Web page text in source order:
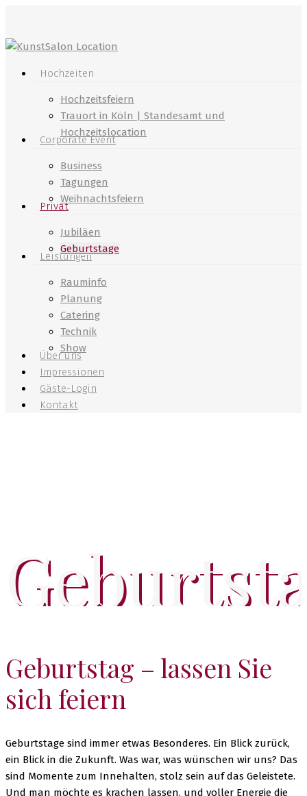
main
Menu
Hochzeiten
Hochzeitsfeiern
Trauort in Köln | Standesamt und
Hochzeitslocation
Corporate Event
Business
Tagungen
Weihnachtsfeiern
Privat
Jubiläen
Geburtstage
Leistungen
Rauminfo
Planung
Catering
Technik
Show
Über uns
Impressionen
Gäste-Login
Kontakt
Geburtstag – lassen Sie
sich feiern
Geburtstage sind immer etwas Besonderes. Ein Blick zurück,
ein Blick in die Zukunft. Was war, was wünschen wir uns? Das
sind Momente zum Innehalten, stolz sein auf das Geleistete.
Und man möchte es krachen lassen, und voller Energie die